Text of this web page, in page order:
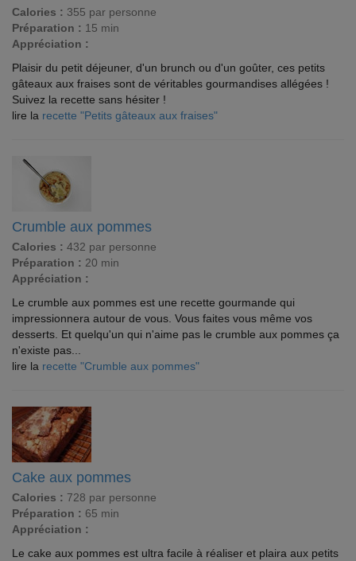
Calories : 355 par personne
Préparation : 15 min
Appréciation :
Plaisir du petit déjeuner, d'un brunch ou d'un goûter, ces petits
gâteaux aux fraises sont de véritables gourmandises allégées !
Suivez la recette sans hésiter !
lire la recette "Petits gâteaux aux fraises"
Crumble aux pommes
Calories : 432 par personne
Préparation : 20 min
Appréciation :
Le crumble aux pommes est une recette gourmande qui
impressionnera autour de vous. Vous faites vous même vos
desserts. Et quelqu'un qui n'aime pas le crumble aux pommes ça
n'existe pas...
lire la recette "Crumble aux pommes"
Cake aux pommes
Calories : 728 par personne
Préparation : 65 min
Appréciation :
Le cake aux pommes est ultra facile à réaliser et plaira aux petits